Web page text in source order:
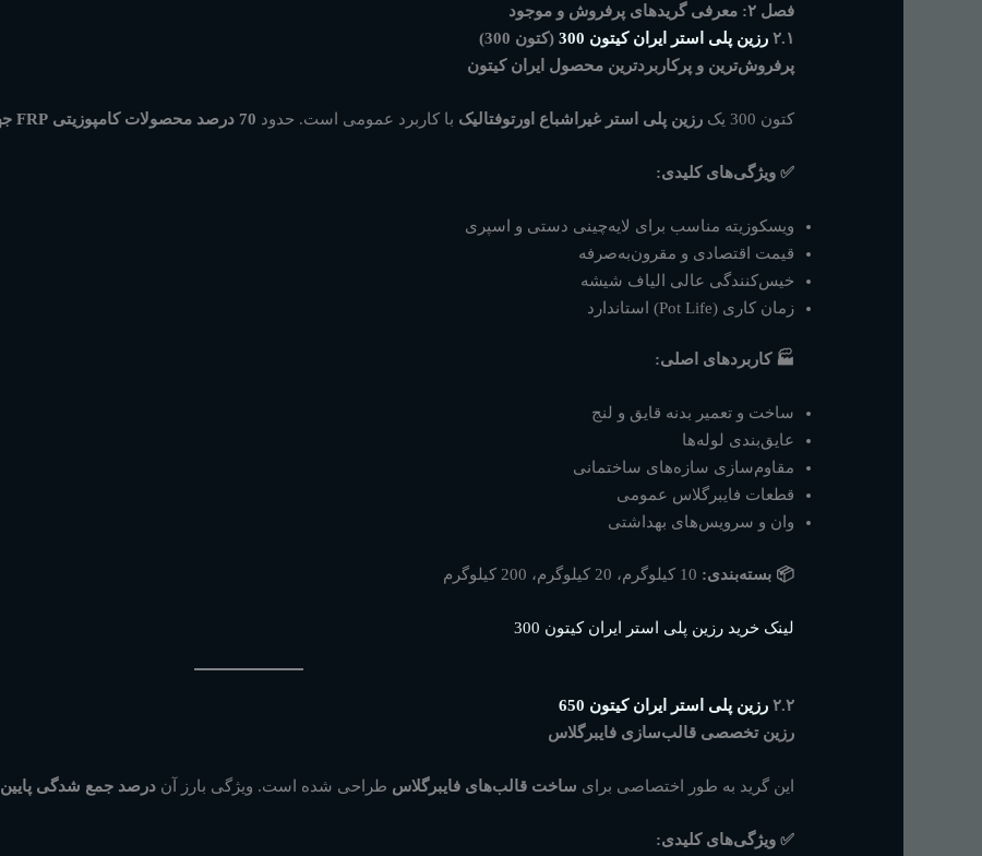
فصل ۲: معرفی گریدهای پرفروش و موجود
۲.۱ رزین پلی استر ایران کیتون 300
(کتون 300)
پرفروش‌ترین و پرکاربردترین محصول ایران کیتون
کتون 300 یک رزین پلی استر غیراشباع اورتوفتالیک با کاربرد عمومی است. حدود 70 درصد محصولات کامپوزیتی FRP جهان
✅ ویژگی‌های کلیدی:
ویسکوزیته مناسب برای لایه‌چینی دستی و اسپری
قیمت اقتصادی و مقرون‌به‌صرفه
خیس‌کنندگی عالی الیاف شیشه
زمان کاری (Pot Life) استاندارد
🏭 کاربردهای اصلی:
ساخت و تعمیر بدنه قایق و لنج
عایق‌بندی لوله‌ها
مقاوم‌سازی سازه‌های ساختمانی
قطعات فایبرگلاس عمومی
وان و سرویس‌های بهداشتی
📦 بسته‌بندی:
لینک خرید رزین پلی استر ایران کیتون 300
۲.۲ رزین پلی استر ایران کیتون 650
رزین تخصصی قالب‌سازی فایبرگلاس
این گرید به طور اختصاصی برای ساخت قالب‌های فایبرگلاس طراحی شده است. ویژگی بارز آندرصد جمع شدگی پایین
✅ ویژگی‌های کلیدی: